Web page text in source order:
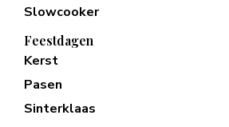
Slowcooker
Feestdagen
Kerst
Pasen
Sinterklaas